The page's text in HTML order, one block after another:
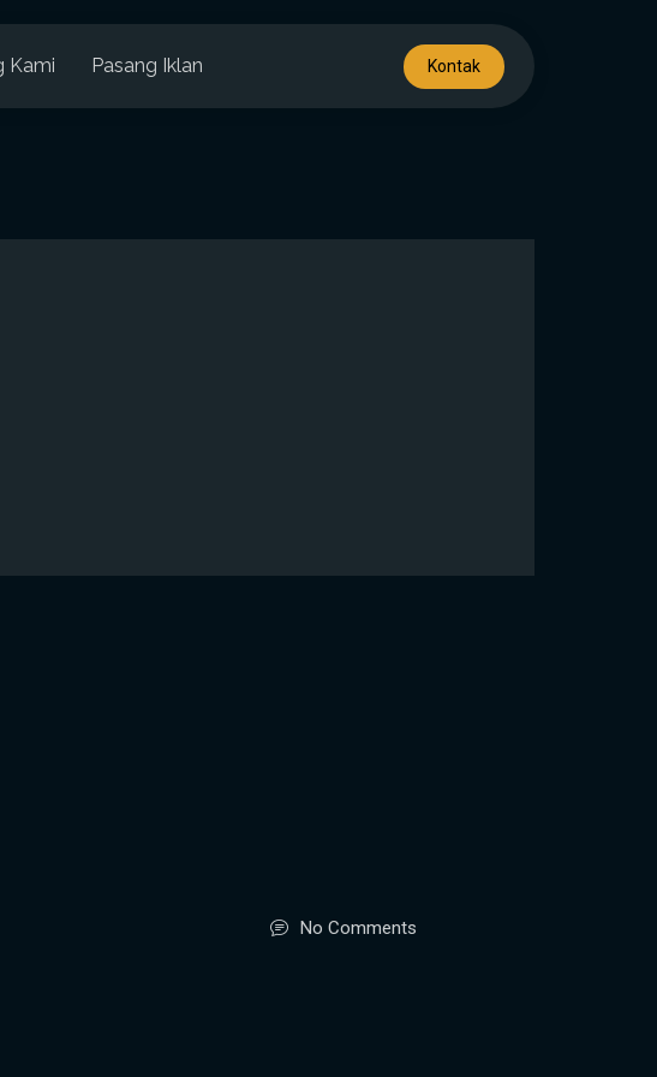
Kami Pasang Iklan Kontak
No Comments